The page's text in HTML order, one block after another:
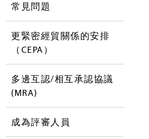
常見問題
更緊密經貿關係的安排
（CEPA）
多邊互認/相互承認協議
(MRA)
成為評審人員